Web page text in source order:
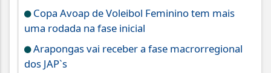
Copa Avoap de Voleibol Feminino tem mais
uma rodada na fase inicial
Arapongas vai receber a fase macrorregional
dos JAP`s